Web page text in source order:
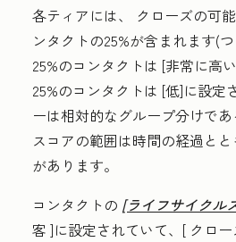
各ティアには、 クローズの可
ンタクトの25%が含まれます(
25%のコンタクトは [非常に高い
25%のコンタクトは [低]に設定
ーは相対的なグループ分けで
スコアの範囲は時間の経過と
があります。
コンタクトの [ライフサイクル
客 ]に設定されていて、[ クロー